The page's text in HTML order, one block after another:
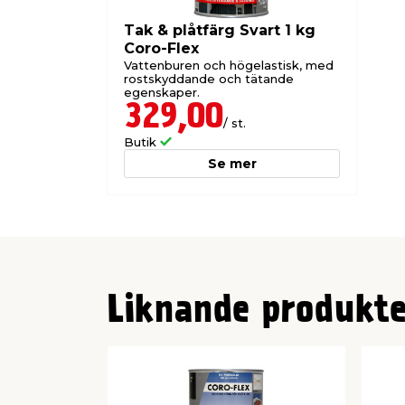
Tak & plåtfärg Svart 1 kg
Coro-Flex
Vattenburen och högelastisk, med
rostskyddande och tätande
egenskaper.
329,00/ st.
Butik
Se mer
Liknande